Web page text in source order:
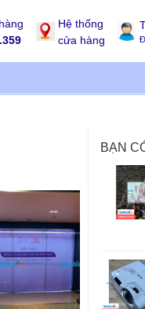
Hệ thống
cửa hàng
BẠN